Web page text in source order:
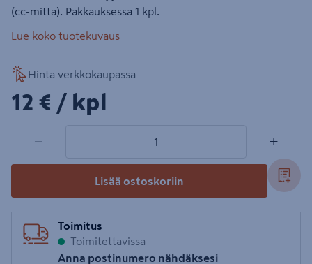
(cc-mitta). Pakkauksessa 1 kpl.
Lue koko tuotekuvaus
Hinta verkkokaupassa
12€/kpl
12 € / kpl
− +
Lisää ostoskoriin
Toimitus
Toimitettavissa
Anna postinumero nähdäksesi